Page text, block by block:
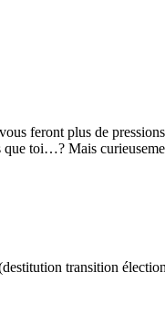
feront plus de
toi…? Mais
transition